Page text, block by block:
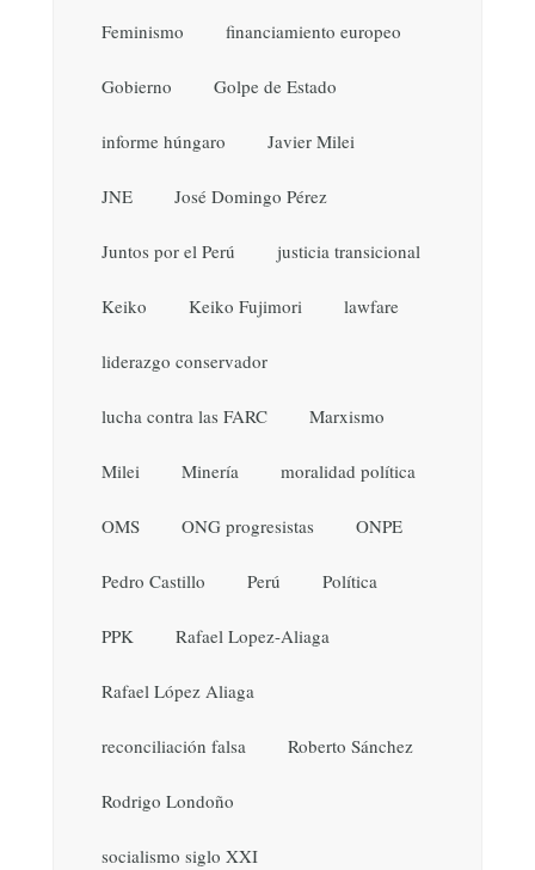
Feminismo financiamiento europeo
Gobierno Golpe de Estado
informe húngaro Javier Milei
JNE José Domingo Pérez
Juntos por el Perú justicia transicional
Keiko Keiko Fujimori lawfare
liderazgo conservador
lucha contra las FARC Marxismo
Milei Minería moralidad política
OMS ONG progresistas ONPE
Pedro Castillo Perú Política
PPK Rafael Lopez-Aliaga
Rafael López Aliaga
reconciliación falsa Roberto Sánchez
Rodrigo Londoño
socialismo siglo XXI